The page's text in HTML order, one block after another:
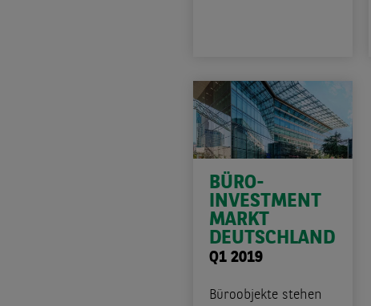
BÜRO-
INVESTMENT
MARKT
DEUTSCHLAND
Q1 2019
Büroobjekte stehen